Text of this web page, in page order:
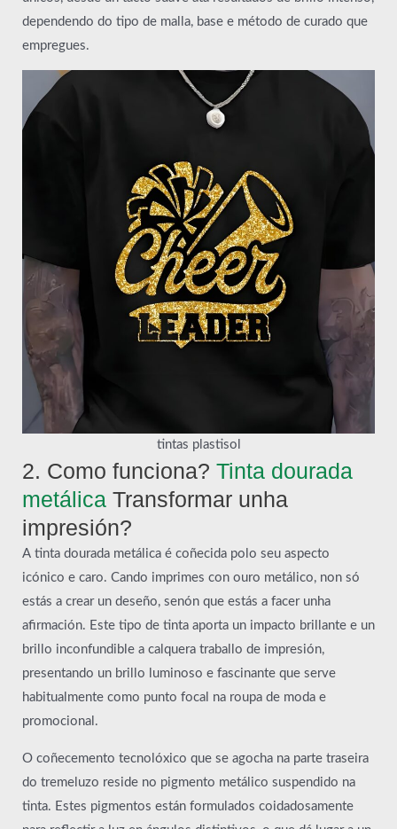
dependendo do tipo de malla, base e método de curado que
empregues.
tintas plastisol
2. Como funciona? Tinta dourada
metálica Transformar unha
impresión?
A tinta dourada metálica é coñecida polo seu aspecto
icónico e caro. Cando imprimes con ouro metálico, non só
estás a crear un deseño, senón que estás a facer unha
afirmación. Este tipo de tinta aporta un impacto brillante e un
brillo inconfundible a calquera traballo de impresión,
presentando un brillo luminoso e fascinante que serve
habitualmente como punto focal na roupa de moda e
promocional.
O coñecemento tecnolóxico que se agocha na parte traseira
do tremeluzo reside no pigmento metálico suspendido na
tinta. Estes pigmentos están formulados coidadosamente